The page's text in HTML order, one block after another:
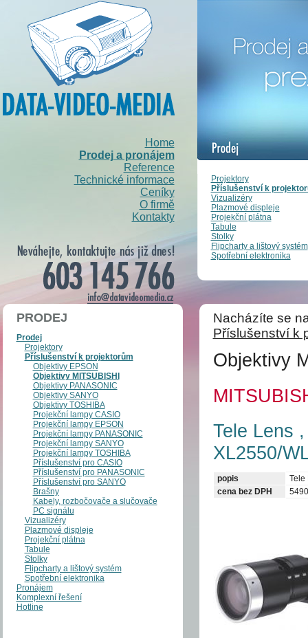
Home
Prodej a pronájem
Reference
Technické informace
Ceníky
O firmě
Kontakty
Projektory
Příslušenství k
Vizualizéry
Plazmové displeje
Projekční plátna
Tabule
Stolky
Flipcharty a lištový systém
Spotřební elektronika
PRODEJ
Prodej
Projektory
Příslušenství k projektorům
Objektivy EPSON
Objektivy MITSUBISHI
Objektivy PANASONIC
Objektivy SANYO
Objektivy TOSHIBA
Projekční lampy CASIO
Projekční lampy EPSON
Projekční lampy PANASONIC
Projekční lampy SANYO
Projekční lampy TOSHIBA
Příslušenství pro CASIO
Příslušenství pro PANASONIC
Příslušenství pro SANYO
Brašny
Kabely, rozbočovače a slučovače
PC signálu
Vizualizéry
Plazmové displeje
Projekční plátna
Tabule
Stolky
Flipcharty a lištový systém
Spotřební elektronika
Pronájem
Komplexní řešení
Hotline
Nacházíte se
Příslušenství k
Objektivy
Tele Lens
XL2550/
popis
Tele
cena bez DPH